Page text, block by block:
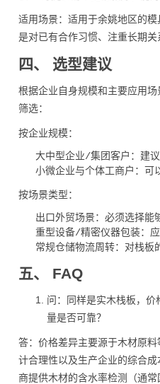
适用场景：适用于余姚地区的
是对已有合作习惯、注重长期关
四、 选型建议
根据企业自身规模和主要应用
筛选：
按企业规模：
大中型企业/集团客户：建
按场景类型：
出口外贸场景：必须选择能
重型设备/精密仪器包装：
五、 FAQ
问：同样是实木栈板，
量是否可靠？
答：价格差异主要源于木材原
计合理性以及生产企业的综合
商提供木材的含水率检测（通